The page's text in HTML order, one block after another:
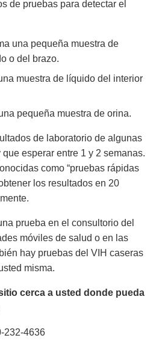
de pruebas para detectar el
una pequeña muestra de
o del brazo.
muestra de líquido del interior
pequeña muestra de orina.
de laboratorio de algunas
esperar entre 1 y 2 semanas.
como “pruebas rápidas
los resultados en 20
prueba en el consultorio del
móviles de salud o en las
hay pruebas del VIH caseras
misma.
cerca a usted donde pueda
232-4636